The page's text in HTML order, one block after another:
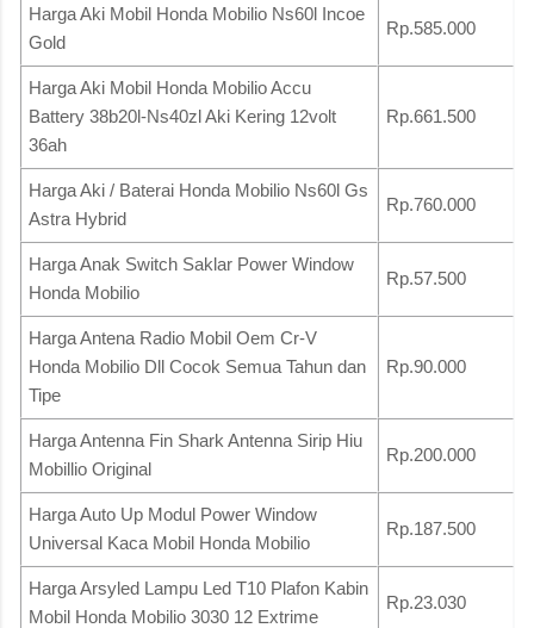
Harga Aki Mobil Honda Mobilio Ns60l Incoe
Gold
Rp.585.000
Harga Aki Mobil Honda Mobilio Accu
Battery 38b20l-Ns40zl Aki Kering 12volt
36ah
Rp.661.500
Harga Aki / Baterai Honda Mobilio Ns60l Gs
Astra Hybrid
Rp.760.000
Harga Anak Switch Saklar Power Window
Honda Mobilio
Rp.57.500
Harga Antena Radio Mobil Oem Cr-V
Honda Mobilio Dll Cocok Semua Tahun dan
Tipe
Rp.90.000
Harga Antenna Fin Shark Antenna Sirip Hiu
Mobillio Original
Rp.200.000
Harga Auto Up Modul Power Window
Universal Kaca Mobil Honda Mobilio
Rp.187.500
Harga Arsyled Lampu Led T10 Plafon Kabin
Mobil Honda Mobilio 3030 12 Extrime
Rp.23.030